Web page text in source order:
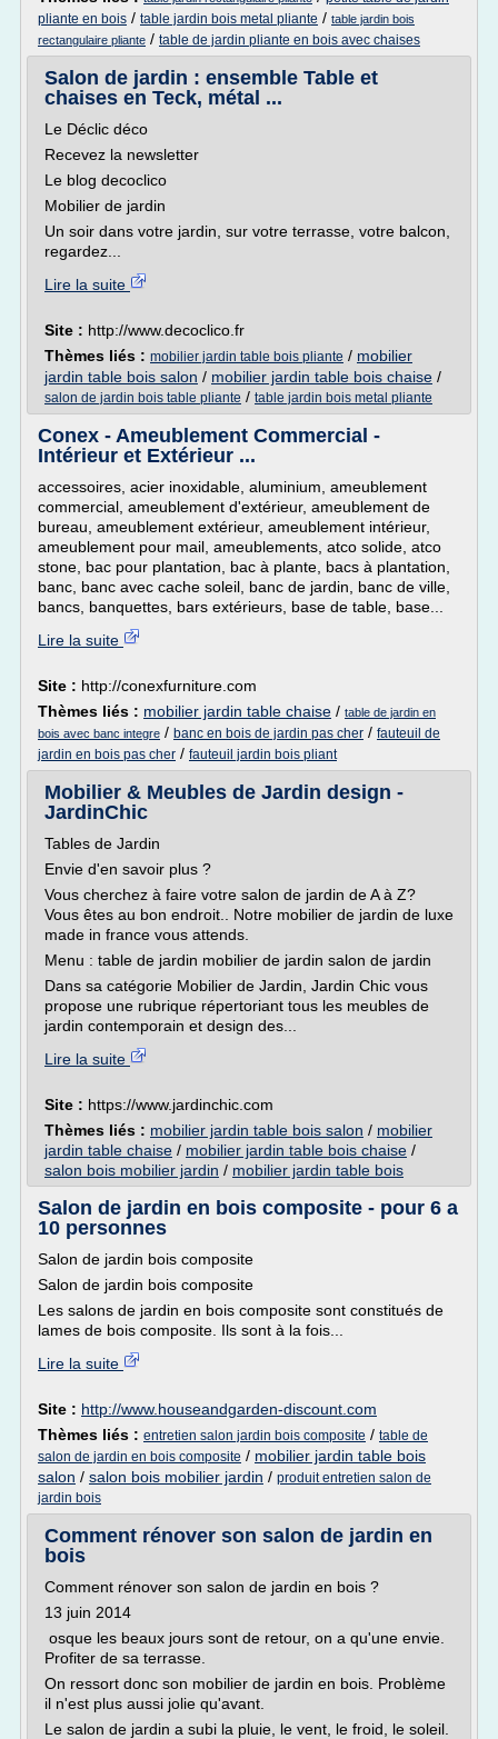
pliante en bois / table jardin bois metal pliante / table jardin bois
rectangulaire pliante / table de jardin pliante en bois avec chaises
Salon de jardin : ensemble Table et
chaises en Teck, métal ...
Le Déclic déco
Recevez la newsletter
Le blog decoclico
Mobilier de jardin
Un soir dans votre jardin, sur votre terrasse, votre balcon,
regardez...
Lire la suite
Site : http://www.decoclico.fr
Thèmes liés : mobilier jardin table bois pliante / mobilier
jardin table bois salon / mobilier jardin table bois chaise /
salon de jardin bois table pliante / table jardin bois metal pliante
Conex - Ameublement Commercial -
Intérieur et Extérieur ...
accessoires, acier inoxidable, aluminium, ameublement
commercial, ameublement d'extérieur, ameublement de
bureau, ameublement extérieur, ameublement intérieur,
ameublement pour mail, ameublements, atco solide, atco
stone, bac pour plantation, bac à plante, bacs à plantation,
banc, banc avec cache soleil, banc de jardin, banc de ville,
bancs, banquettes, bars extérieurs, base de table, base...
Lire la suite
Site : http://conexfurniture.com
Thèmes liés : mobilier jardin table chaise / table de jardin en
bois avec banc integre / banc en bois de jardin pas cher / fauteuil de
jardin en bois pas cher / fauteuil jardin bois pliant
Mobilier & Meubles de Jardin design -
JardinChic
Tables de Jardin
Envie d'en savoir plus ?
Vous cherchez à faire votre salon de jardin de A à Z?
Vous êtes au bon endroit.. Notre mobilier de jardin de luxe
made in france vous attends.
Menu : table de jardin mobilier de jardin salon de jardin
Dans sa catégorie Mobilier de Jardin, Jardin Chic vous
propose une rubrique répertoriant tous les meubles de
jardin contemporain et design des...
Lire la suite
Site : https://www.jardinchic.com
Thèmes liés : mobilier jardin table bois salon / mobilier
jardin table chaise / mobilier jardin table bois chaise /
salon bois mobilier jardin / mobilier jardin table bois
Salon de jardin en bois composite - pour 6 a
10 personnes
Salon de jardin bois composite
Salon de jardin bois composite
Les salons de jardin en bois composite sont constitués de
lames de bois composite. Ils sont à la fois...
Lire la suite
Site : http://www.houseandgarden-discount.com
Thèmes liés : entretien salon jardin bois composite / table de
salon de jardin en bois composite / mobilier jardin table bois
salon / salon bois mobilier jardin / produit entretien salon de
jardin bois
Comment rénover son salon de jardin en
bois
Comment rénover son salon de jardin en bois ?
13 juin 2014
osque les beaux jours sont de retour, on a qu'une envie.
Profiter de sa terrasse.
On ressort donc son mobilier de jardin en bois. Problème
il n'est plus aussi jolie qu'avant.
Le salon de jardin a subi la pluie, le vent, le froid, le soleil.